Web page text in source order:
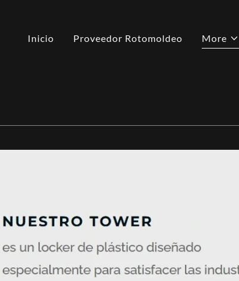
Inicio Proveedor Rotomoldeo More